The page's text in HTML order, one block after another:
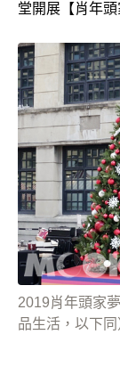
堂開展【肖年
2019肖年頭家
品生活，以下同